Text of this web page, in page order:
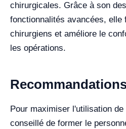
chirurgicales. Grâce à son
fonctionnalités avancées, elle
chirurgiens et améliore le
les opérations.
Pour maximiser l'utilisation
conseillé de former le